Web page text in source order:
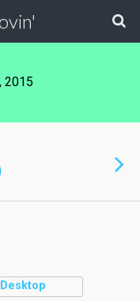
2015
Desktop